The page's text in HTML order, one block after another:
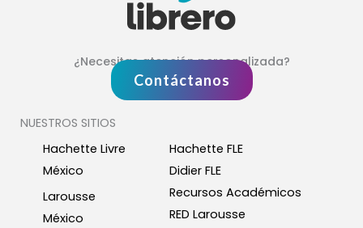
¿Necesitas atención personalizada?
Contáctanos
NUESTROS SITIOS
Hachette Livre
México
Larousse
México
Hachette FLE
Didier FLE
Recursos Académicos
RED Larousse